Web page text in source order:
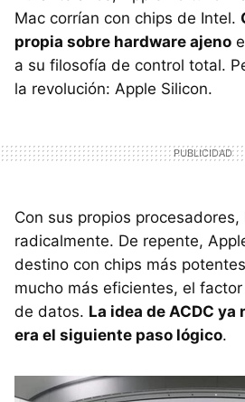
Mac corrían con chips de Intel.
propia sobre hardware ajeno
a su filosofía de control total.
la revolución: Apple Silicon.
Con sus propios
radicalmente. De repente,
destino con chips más
mucho más eficientes, el
de datos. La idea de ACDC ya
era el siguiente paso lógico.